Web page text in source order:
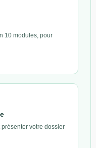
10 modules, pour
votre dossier